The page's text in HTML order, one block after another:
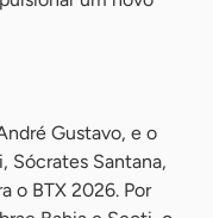
Gustavo, e o
Sócrates Santana,
o BTX 2026. Por